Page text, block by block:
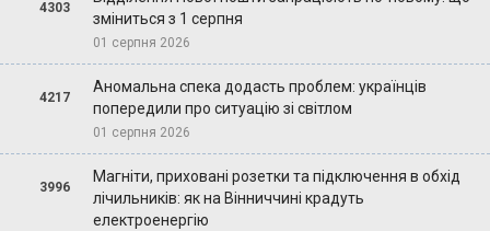
4303
зміниться з 1 серпня
01 серпня 2026
4217
Аномальна спека додасть проблем: українців
попередили про ситуацію зі світлом
01 серпня 2026
3996
Магніти, приховані розетки та підключення в обхід
лічильників: як на Вінниччині крадуть
електроенергію